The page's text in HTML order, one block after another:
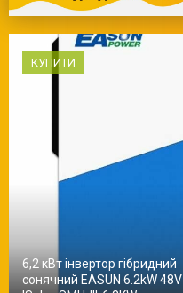
КУПИТИ
6,2 кВт інвертор гібридний
сонячний EASUN 6.2kW 48V